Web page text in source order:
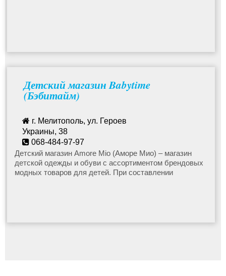
Детский магазин Babytime
(Бэбитайм)
г. Мелитополь, ул. Героев
Украины, 38
068-484-97-97
amoremiomelit@gmail.com
Детский магазин Amore Mio (Аморе Мио) – магазин
детской одежды и обуви с ассортиментом брендовых
модных товаров для детей. При составлении